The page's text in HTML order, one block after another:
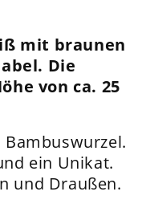
mit braunen
Die
von ca. 25
ein Unikat.
und Draußen.